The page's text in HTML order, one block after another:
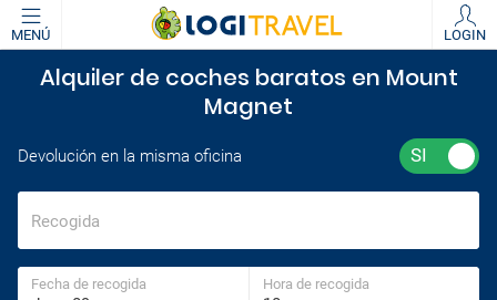
MENÚ LOGIN
Alquiler de coches baratos en Mount
Magnet
Devolución en la misma oficina
Recogida
Fecha de recogida Hora de recogida